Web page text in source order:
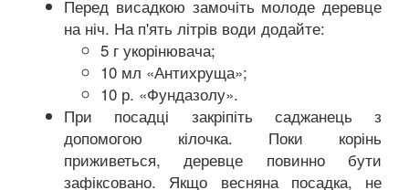
Перед висадкою замочіть молоде деревце
на ніч. На п'ять літрів води додайте:
5 г укорінювача;
10 мл «Антихруща»;
10 р. «Фундазолу».
При посадці закріпіть саджанець з
допомогою кілочка. Поки корінь
приживеться, деревце повинно бути
зафіксовано. Якщо весняна посадка, не